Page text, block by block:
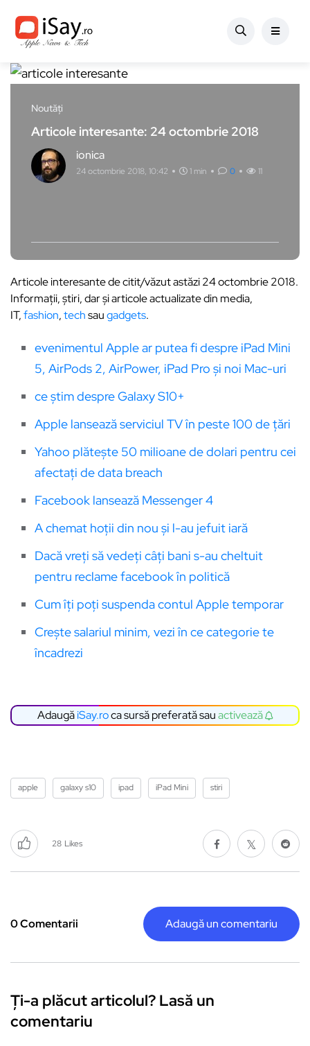
Noutăți
Articole interesante: 24 octombrie 2018
ionica
24 octombrie 2018, 10:42 1 min 0 11
Articole interesante de citit/văzut astăzi 24 octombrie 2018.
Informații, știri, dar și articole actualizate din media,
IT,fashion,techsaugadgets.
evenimentul Apple ar putea fi despre iPad Mini
5, AirPods 2, AirPower, iPad Pro și noi Mac-uri
ce știm despre Galaxy S10+
Apple lansează serviciul TV în peste 100 de țări
Yahoo plătește 50 milioane de dolari pentru cei
afectați de data breach
Facebook lansează Messenger 4
A chemat hoții din nou și l-au jefuit iară
Dacă vreți să vedeți câți bani s-au cheltuit
pentru reclame facebook în politică
Cum îți poți suspenda contul Apple temporar
Crește salariul minim, vezi în ce categorie te
încadrezi
AdaugăiSay.roca sursă preferată sauactivează
apple galaxy s10 ipad iPad Mini stiri
28 Likes
0 Comentarii Adaugă un comentariu
Ți-a plăcut articolul? Lasă un
comentariu